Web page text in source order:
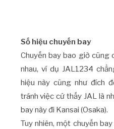
Số hiệu chuyến bay
Chuyến bay bao giờ cũng
nhau, ví dụ JAL1234
hiệu này cũng như đích
tránh việc cứ thấy JAL là
bay này đi Kansai (Osaka).
Tuy nhiên, một chuyến